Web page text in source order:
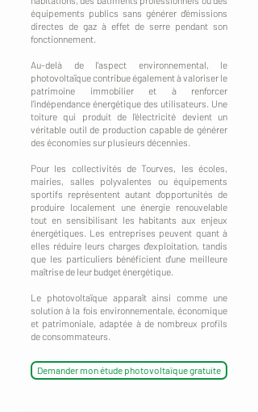
équipements publics sans générer d'émissions
directes de gaz à effet de serre pendant son
fonctionnement.
Au-delà de l'aspect environnemental, le
photovoltaïque contribue également à valoriser le
patrimoine immobilier et à renforcer
l'indépendance énergétique des utilisateurs. Une
toiture qui produit de l'électricité devient un
véritable outil de production capable de générer
des économies sur plusieurs décennies.
Pour les collectivités de Tourves, les écoles,
mairies, salles polyvalentes ou équipements
sportifs représentent autant d'opportunités de
produire localement une énergie renouvelable
tout en sensibilisant les habitants aux enjeux
énergétiques. Les entreprises peuvent quant à
elles réduire leurs charges d'exploitation, tandis
que les particuliers bénéficient d'une meilleure
maîtrise de leur budget énergétique.
Le photovoltaïque apparaît ainsi comme une
solution à la fois environnementale, économique
et patrimoniale, adaptée à de nombreux profils
de consommateurs.
Demander mon étude photovoltaïque gratuite